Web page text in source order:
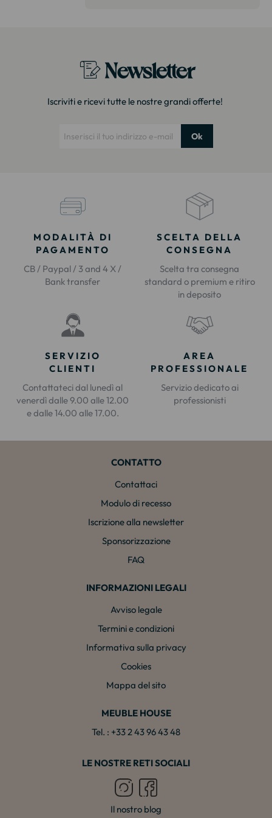
Newsletter
Iscriviti e ricevi tutte le nostre grandi offerte!
Ok
MODALITÀ DI
PAGAMENTO
CB / Paypal / 3 and 4 X /
Bank transfer
SCELTA DELLA
CONSEGNA
Scelta tra consegna
standard o premium e ritiro
in deposito
SERVIZIO
CLIENTI
Contattateci dal lunedì al
venerdì dalle 9.00 alle 12.00
e dalle 14.00 alle 17.00.
AREA
PROFESSIONALE
Servizio dedicato ai
professionisti
CONTATTO
Contattaci
Modulo di recesso
Iscrizione alla newsletter
Sponsorizzazione
FAQ
INFORMAZIONI LEGALI
Avviso legale
Termini e condizioni
Informativa sulla privacy
Cookies
Mappa del sito
MEUBLE HOUSE
Tel. : +33 2 43 96 43 48
LE NOSTRE RETI SOCIALI
Il nostro blog